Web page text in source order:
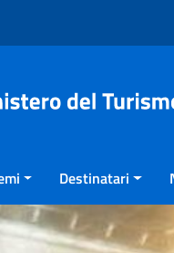
Destinatari